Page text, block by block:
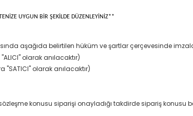
UYGUN BİR ŞEKİLDE DÜZENLEYİNİZ**
aşağıda belirtilen hüküm ve şartlar çerçevesinde
olarak anılacaktır)
"SATICI" olarak anılacaktır)
konusu siparişi onayladığı takdirde sipariş